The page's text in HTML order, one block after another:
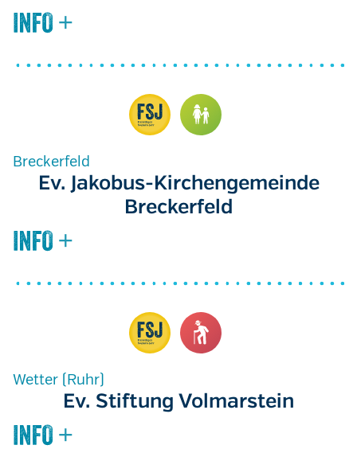
Breckerfeld
Ev. Jakobus-Kirchengemeinde
Breckerfeld
Wetter (Ruhr)
Ev. Stiftung Volmarstein